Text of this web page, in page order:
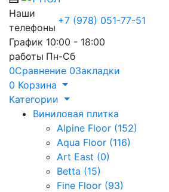
Toggle mobile menu
Наши
телефоны
+7 (978) 051-77-51
График
работы
10:00 - 18:00
Пн-Сб
0Сравнение 0Закладки
0 Корзина
Категории
Виниловая плитка
Alpine Floor (152)
Aqua Floor (116)
Art East (0)
Betta (15)
Fine Floor (93)